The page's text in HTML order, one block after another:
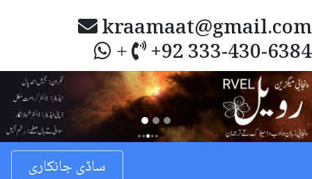
kraamaat@gmail.com
+ +92 333-430-6384
Previous
ساڈی جانکاری